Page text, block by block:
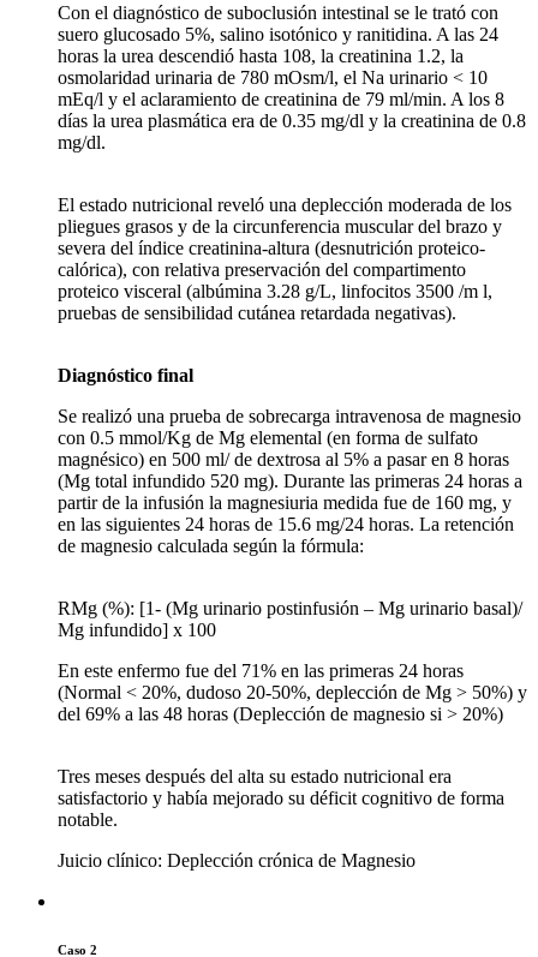
Con el diagnóstico de suboclusión intestinal se le trató con
suero glucosado 5%, salino isotónico y ranitidina. A las 24
horas la urea descendió hasta 108, la creatinina 1.2, la
osmolaridad urinaria de 780 mOsm/l, el Na urinario < 10
mEq/l y el aclaramiento de creatinina de 79 ml/min. A los 8
días la urea plasmática era de 0.35 mg/dl y la creatinina de 0.8
mg/dl.
El estado nutricional reveló una deplección moderada de los
pliegues grasos y de la circunferencia muscular del brazo y
severa del índice creatinina-altura (desnutrición proteico-
calórica), con relativa preservación del compartimento
proteico visceral (albúmina 3.28 g/L, linfocitos 3500 /m l,
pruebas de sensibilidad cutánea retardada negativas).
Diagnóstico final
Se realizó una prueba de sobrecarga intravenosa de magnesio
con 0.5 mmol/Kg de Mg elemental (en forma de sulfato
magnésico) en 500 ml/ de dextrosa al 5% a pasar en 8 horas
(Mg total infundido 520 mg). Durante las primeras 24 horas a
partir de la infusión la magnesiuria medida fue de 160 mg, y
en las siguientes 24 horas de 15.6 mg/24 horas. La retención
de magnesio calculada según la fórmula:
RMg (%): [1- (Mg urinario postinfusión – Mg urinario basal)/
Mg infundido] x 100
En este enfermo fue del 71% en las primeras 24 horas
(Normal < 20%, dudoso 20-50%, deplección de Mg > 50%) y
del 69% a las 48 horas (Deplección de magnesio si > 20%)
Tres meses después del alta su estado nutricional era
satisfactorio y había mejorado su déficit cognitivo de forma
notable.
Juicio clínico: Deplección crónica de Magnesio
Caso 2